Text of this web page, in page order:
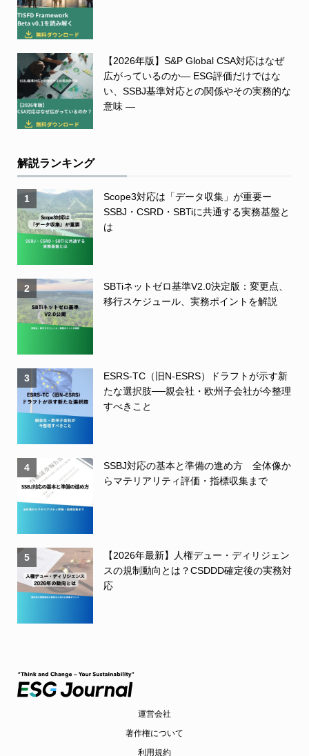
【2026年版】S&P Global CSA対応はなぜ
広がっているのか― ESG評価だけではな
い、SSBJ基準対応との関係やその実務的な
意味 ―
解説ランキング
1
Scope3対応は「データ収集」が重要ー
SSBJ・CSRD・SBTiに共通する実務基盤と
は
2
SBTiネットゼロ基準V2.0決定版：変更点、
移行スケジュール、実務ポイントを解説
3
ESRS-TC（旧N-ESRS）ドラフトが示す新
たな選択肢──親会社・欧州子会社が今整理
すべきこと
4
SSBJ対応の基本と準備の進め方 全体像か
らマテリアリティ評価・指標収集まで
5
【2026年最新】人権デュー・ディリジェン
スの規制動向とは？CSDDD確定後の実務対
応
運営会社
著作権について
利用規約